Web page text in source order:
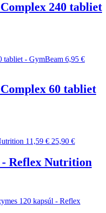
240 tabliet
6,95 €
60 tabliet
11,59 € 25,90 €
- Reflex Nutrition